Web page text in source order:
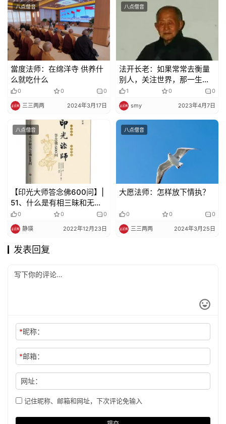
八点僧音
當度法师：在绵洋寺 供养什
么就吃什么
0 0 0
三三两两 2024年3月17日
八点僧音
法开长老：如果常常去衡量
别人，关注世界，那一生修
行也得不到“一心不乱”
1 0 0
smy 2023年4月7日
八点僧音
【印光大师答念佛600问】|
51、什么是有相三昧和无相
三昧？
0 0 0
静瑛 2022年12月23日
八点僧音
大愿法师：怎样放下情执？
0 0 0
三三两两 2024年3月25日
发表回复
*昵称：
*邮箱：
网址：
记住昵称、邮箱和网址，下次评论免输入